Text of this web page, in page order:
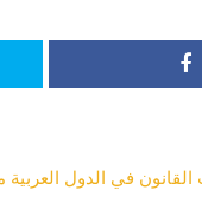
في الدول العربية